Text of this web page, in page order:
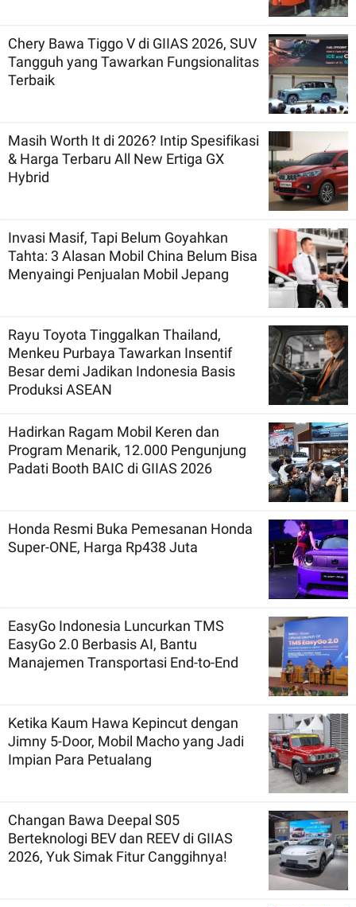
Chery Bawa Tiggo V di GIIAS 2026, SUV
Tangguh yang Tawarkan Fungsionalitas
Terbaik
Masih Worth It di 2026? Intip Spesifikasi
& Harga Terbaru All New Ertiga GX
Hybrid
Invasi Masif, Tapi Belum Goyahkan
Tahta: 3 Alasan Mobil China Belum Bisa
Menyaingi Penjualan Mobil Jepang
Rayu Toyota Tinggalkan Thailand,
Menkeu Purbaya Tawarkan Insentif
Besar demi Jadikan Indonesia Basis
Produksi ASEAN
Hadirkan Ragam Mobil Keren dan
Program Menarik, 12.000 Pengunjung
Padati Booth BAIC di GIIAS 2026
Honda Resmi Buka Pemesanan Honda
Super-ONE, Harga Rp438 Juta
EasyGo Indonesia Luncurkan TMS
EasyGo 2.0 Berbasis AI, Bantu
Manajemen Transportasi End-to-End
Ketika Kaum Hawa Kepincut dengan
Jimny 5-Door, Mobil Macho yang Jadi
Impian Para Petualang
Changan Bawa Deepal S05
Berteknologi BEV dan REEV di GIIAS
2026, Yuk Simak Fitur Canggihnya!